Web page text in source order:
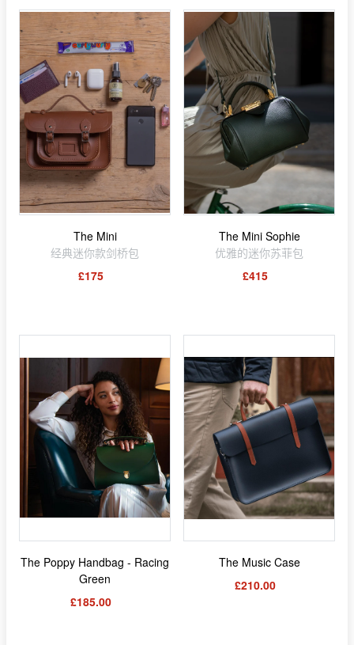
The Mini
经典迷你款剑桥包
£175
The Mini Sophie
优雅的迷你苏菲包
£415
The Poppy Handbag - Racing
Green
£185.00
The Music Case
£210.00